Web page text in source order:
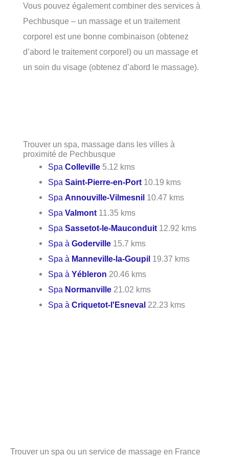
Vous pouvez également combiner des services à
Pechbusque – un massage et un traitement
corporel est une bonne combinaison (obtenez
d’abord le traitement corporel) ou un massage et
un soin du visage (obtenez d’abord le massage).
Trouver un spa, massage dans les villes à
proximité de Pechbusque
SpaColleville 5.12 kms
SpaSaint-Pierre-en-Port 10.19 kms
SpaAnnouville-Vilmesnil 10.47 kms
SpaValmont 11.35 kms
SpaSassetot-le-Mauconduit 12.92 kms
Spa àGoderville 15.7 kms
Spa à Manneville-la-Goupil 19.37 kms
Spa àYébleron 20.46 kms
Spa Normanville 21.02 kms
Spa àCriquetot-l'Esneval 22.23 kms
Trouver un spa ou un service de massage en France